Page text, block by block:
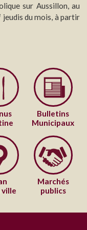
sur Aussillon, au
jeudis du mois, à partir
Bulletins
Municipaux
ville
Marchés
publics